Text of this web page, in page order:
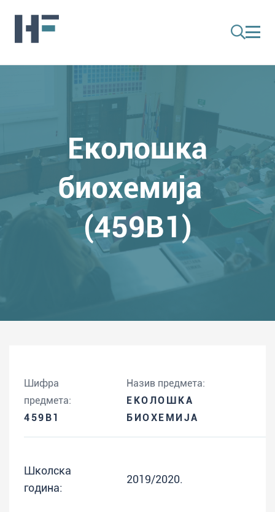
Еколошка
биохемија
(459B1)
Шифра
предмета:
459B1
Назив предмета:
ЕКОЛОШКА
БИОХЕМИЈА
Школска
година:
2019/2020.